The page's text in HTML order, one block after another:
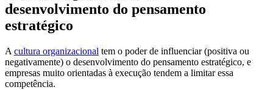
desenvolvimento do pensamento
estratégico
A cultura organizacional tem o poder de influenciar (positiva ou
negativamente) o desenvolvimento do pensamento estratégico, e
empresas muito orientadas à execução tendem a limitar essa
competência.